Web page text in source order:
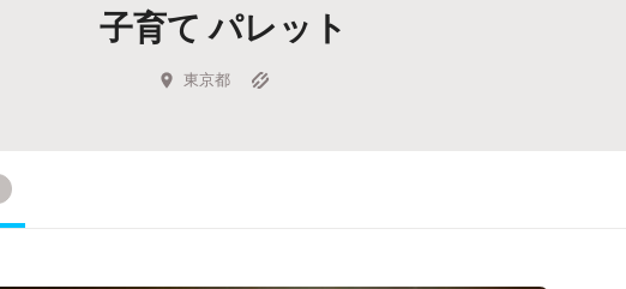
Feature
キュレーターから探す
子育て パレット
東京都